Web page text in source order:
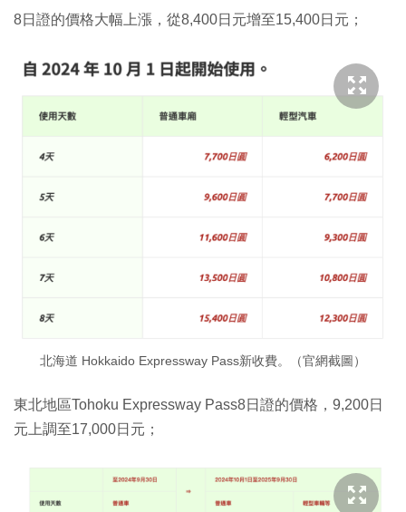
8日證的價格大幅上漲，從8,400日元增至15,400日元；
北海道 Hokkaido Expressway Pass新收費。（官網截圖）
東北地區Tohoku Expressway Pass8日證的價格，9,200日
元上調至17,000日元；